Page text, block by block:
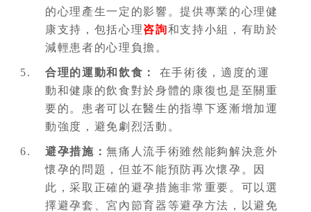
的心理產生一定的影響。提供專業的心理健
康支持，包括心理咨詢和支持小組，有助於
減輕患者的心理負擔。
合理的運動和飲食：
在手術後，適度的運
動和健康的飲食對於身體的康復也是至關重
要的。患者可以在醫生的指導下逐漸增加運
動強度，避免劇烈活動。
避孕措施：無痛人流手術雖然能夠解決意外
懷孕的問題，但並不能預防再次懷孕。因
此，采取正確的避孕措施非常重要。可以選
擇避孕套、宮內節育器等避孕方法，以避免